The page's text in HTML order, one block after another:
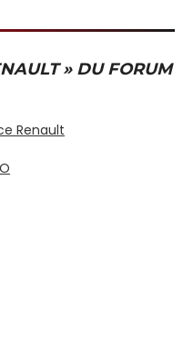
» DU FORUM